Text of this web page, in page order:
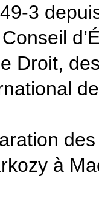
3
Droit,
à